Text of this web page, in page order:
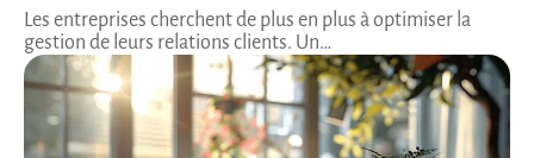
Les entreprises cherchent de plus en plus à optimiser la
gestion de leurs relations clients. Un…